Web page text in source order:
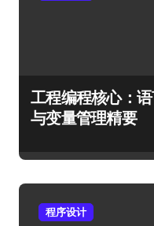
工程编程核心：
与变量管理精要
程序设计